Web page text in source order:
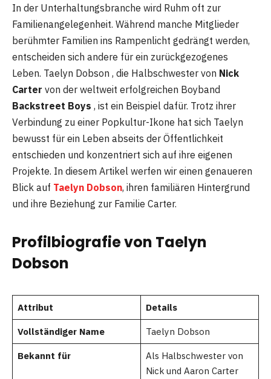
In der Unterhaltungsbranche wird Ruhm oft zur
Familienangelegenheit. Während manche Mitglieder
berühmter Familien ins Rampenlicht gedrängt werden,
entscheiden sich andere für ein zurückgezogenes
Leben. Taelyn Dobson , die Halbschwester von Nick
Carter von der weltweit erfolgreichen Boyband
Backstreet Boys , ist ein Beispiel dafür. Trotz ihrer
Verbindung zu einer Popkultur-Ikone hat sich Taelyn
bewusst für ein Leben abseits der Öffentlichkeit
entschieden und konzentriert sich auf ihre eigenen
Projekte. In diesem Artikel werfen wir einen genaueren
Blick auf Taelyn Dobson, ihren familiären Hintergrund
und ihre Beziehung zur Familie Carter.
Profilbiografie von Taelyn
Dobson
Attribut Details
Vollständiger Name Taelyn Dobson
Bekannt für
Als Halbschwester von
Nick und Aaron Carter